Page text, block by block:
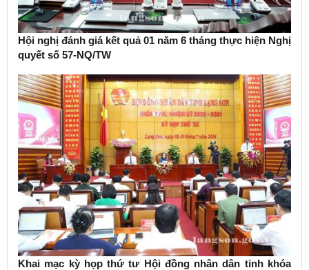
Hội nghị đánh giá kết quả 01 năm 6 tháng thực hiện Nghị
quyết số 57-NQ/TW
Khai mạc kỳ họp thứ tư Hội đồng nhân dân tỉnh khóa